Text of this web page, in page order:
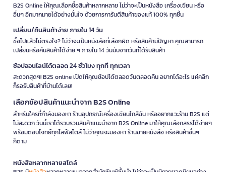
B2S Online ให้คุณเลือกซื้อสินค้าหลากหลาย ไม่ว่าจะเป็นหนังสือ เครื่องเขียน หรือ
อื่นๆ อีกมากมายได้อย่างมั่นใจ ด้วยการการันตีสินค้าของแท้ 100% ทุกชิ้น
เปลี่ยน/คืนสินค้าง่าย ภายใน 14 วัน
ซื้อไปแล้วไม่ตรงใจ? ไม่ว่าจะเป็นหนังสือที่เลือกผิด หรือสินค้ามีปัญหา คุณสามารถ
เปลี่ยนหรือคืนสินค้าได้ง่าย ๆ ภายใน 14 วันนับจากวันที่ได้รับสินค้า
ช้อปออนไลน์ได้ตลอด 24 ชั่วโมง ทุกที่ ทุกเวลา
สะดวกสุดๆ! B2S online เปิดให้คุณช้อปได้ตลอดวันตลอดคืน อยากได้อะไร แค่คลิก
ก็รอรับสินค้าที่บ้านได้เลย!
เลือกช้อปสินค้าแนะนำจาก B2S Online
สำหรับใครที่กำลังมองหา ร้านอุปกรณ์เครื่องเขียนใกล้ฉัน หรืออยากแวะร้าน B2S แต่
ไม่สะดวก วันนี้เราได้รวบรวมสินค้าแนะนำจาก B2S Online มาให้คุณเลือกสรรได้ง่ายๆ
พร้อมตอบโจทย์ทุกไลฟ์สไตล์ ไม่ว่าคุณจะมองหา ร้านขายหนังสือ หรือสินค้าอื่นๆ
ก็ตาม
หนังสือหลากหลายสไตล์